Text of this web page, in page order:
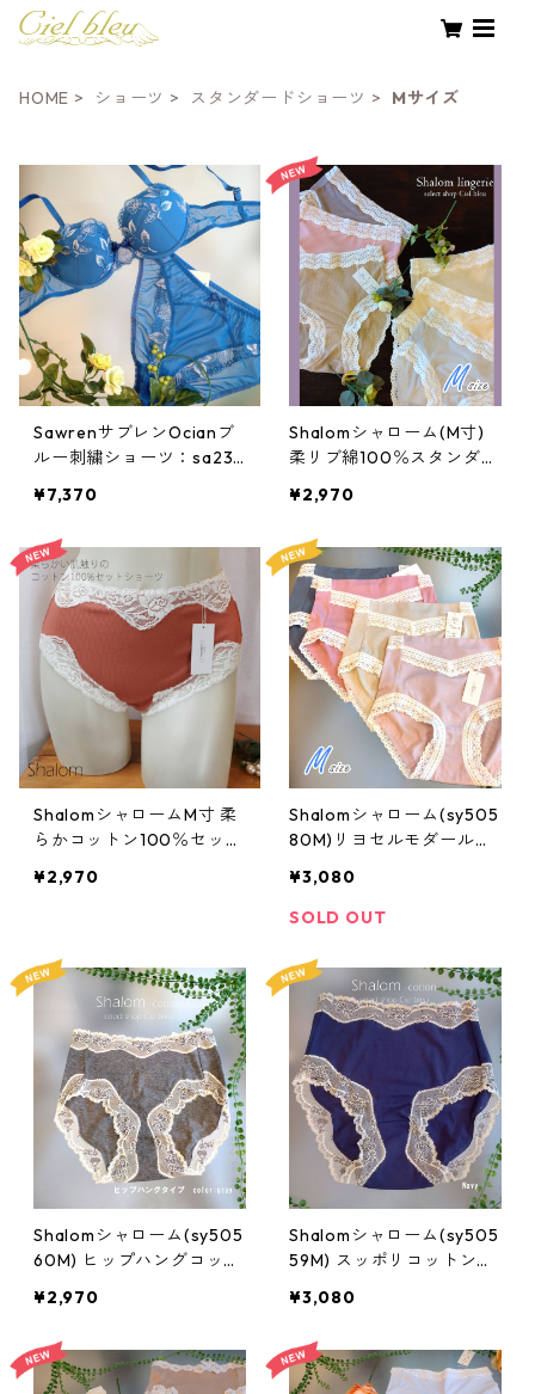
HOME ショーツ スタンダードショーツ Mサイズ
SawrenサブレンOcianブ
ルー刺繍ショーツ：sa23
¥7,370
Shalomシャローム(M寸)
柔リブ綿100％スタンダー
¥2,970
ShalomシャロームM寸 柔
らかコットン100％セット
¥2,970
Shalomシャローム(sy505
80M)リヨセルモダールキ
¥3,080
SOLD OUT
Shalomシャローム(sy505
60M) ヒップハングコット
サイズ
¥2,970
Shalomシャローム(sy505
59M) スッポリコットンモ
ズ
¥3,080